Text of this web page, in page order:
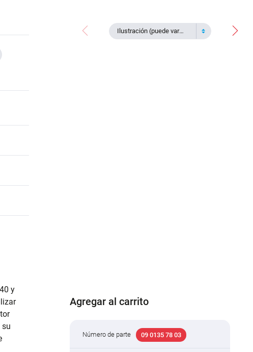
Ilustración (puede variar)
y
su
Agregar al carrito
Número de parte 09 0135 78 03